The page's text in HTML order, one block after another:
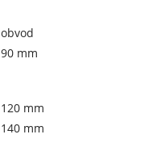
obvod
90 mm
120 mm
140 mm